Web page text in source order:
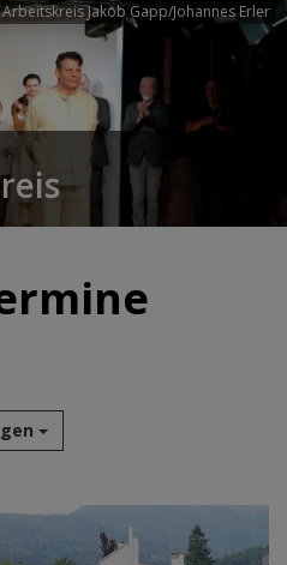
Arbeitskreis Jakob Gapp/Johannes Erler